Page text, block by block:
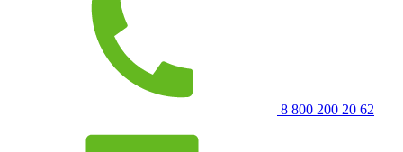
8 800 200 20 62